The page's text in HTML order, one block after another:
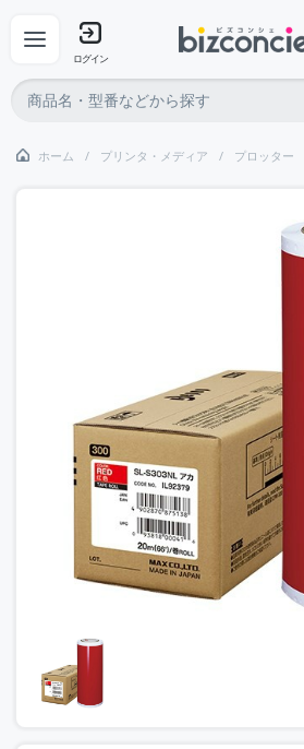
ログイン
ホーム プリンタ・メディア プロッター